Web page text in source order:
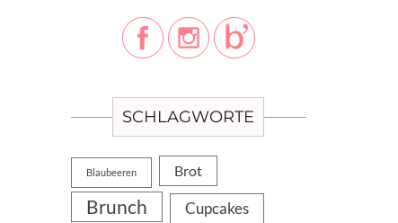
SCHLAGWORTE
Blaubeeren Brot
Brunch Cupcakes